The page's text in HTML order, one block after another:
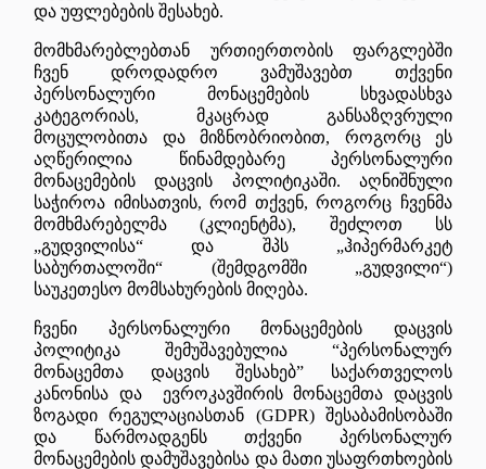
და უფლებების შესახებ.
მომხმარებლებთან ურთიერთობის ფარგლებში
ჩვენ დროდადრო ვამუშავებთ თქვენი
პერსონალური მონაცემების სხვადასხვა
კატეგორიას, მკაცრად განსაზღვრული
მოცულობითა და მიზნობრიობით, როგორც ეს
აღწერილია წინამდებარე პერსონალური
მონაცემების დაცვის პოლიტიკაში. აღნიშნული
საჭიროა იმისათვის, რომ თქვენ, როგორც ჩვენმა
მომხმარებელმა (კლიენტმა), შეძლოთ სს
„გუდვილისა“ და შპს „ჰიპერმარკეტ
საბურთალოში“ (შემდგომში „გუდვილი“)
საუკეთესო მომსახურების მიღება.
ჩვენი პერსონალური მონაცემების დაცვის
პოლიტიკა შემუშავებულია “პერსონალურ
მონაცემთა დაცვის შესახებ” საქართველოს
კანონისა და ევროკავშირის მონაცემთა დაცვის
ზოგადი რეგულაციასთან (GDPR) შესაბამისობაში
და წარმოადგენს თქვენი პერსონალურ
მონაცემების დამუშავებისა და მათი უსაფრთხოების